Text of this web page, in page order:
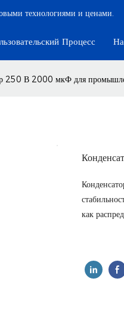
технологиями и ценами.
Процесс
250 В 2000 мкФ для
как